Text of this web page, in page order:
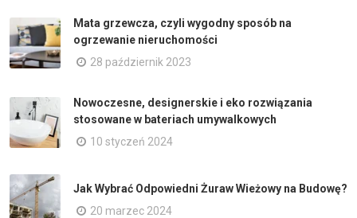
Mata grzewcza, czyli wygodny sposób na
ogrzewanie nieruchomości
28 październik 2023
Nowoczesne, designerskie i eko rozwiązania
stosowane w bateriach umywalkowych
10 styczeń 2024
Jak Wybrać Odpowiedni Żuraw Wieżowy na Budowę?
20 marzec 2024